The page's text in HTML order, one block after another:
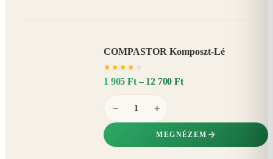
COMPASTOR Komposzt-Lé
★ ★ ★ ★
1 905 Ft – 12 700 Ft
− +
MEGNÉZEM